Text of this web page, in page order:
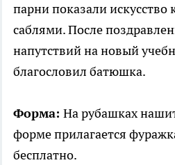
парни показали искусство
саблями. После
напутствий на новый
благословил батюшка.
Форма: На рубашках
форме прилагается
бесплатно.